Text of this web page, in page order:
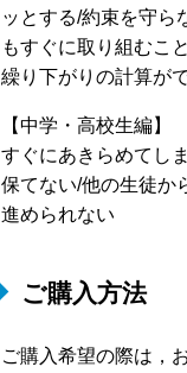
ッとする/約束を守ら
もすぐに取り組むこ
繰り下がりの計算が
【中学・高校生編】
すぐにあきらめてし
保てない/他の生徒か
進められない
ご購入方法
ご購入希望の際は，